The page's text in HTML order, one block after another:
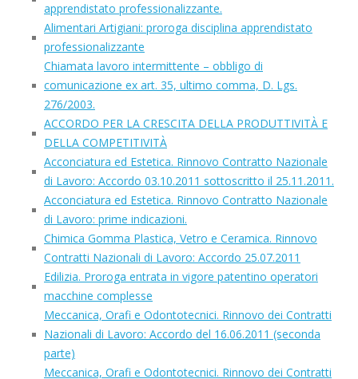
apprendistato professionalizzante.
Alimentari Artigiani: proroga disciplina apprendistato
professionalizzante
Chiamata lavoro intermittente – obbligo di
comunicazione ex art. 35, ultimo comma, D. Lgs.
276/2003.
ACCORDO PER LA CRESCITA DELLA PRODUTTIVITÀ E
DELLA COMPETITIVITÀ
Acconciatura ed Estetica. Rinnovo Contratto Nazionale
di Lavoro: Accordo 03.10.2011 sottoscritto il 25.11.2011.
Acconciatura ed Estetica. Rinnovo Contratto Nazionale
di Lavoro: prime indicazioni.
Chimica Gomma Plastica, Vetro e Ceramica. Rinnovo
Contratti Nazionali di Lavoro: Accordo 25.07.2011
Edilizia. Proroga entrata in vigore patentino operatori
macchine complesse
Meccanica, Orafi e Odontotecnici. Rinnovo dei Contratti
Nazionali di Lavoro: Accordo del 16.06.2011 (seconda
parte)
Meccanica, Orafi e Odontotecnici. Rinnovo dei Contratti